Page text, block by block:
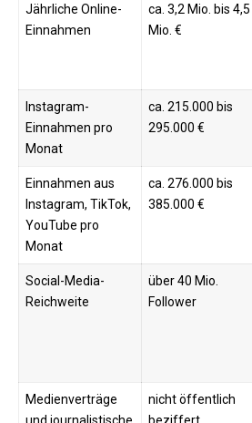
Jährliche Online-
Einnahmen
ca. 3,2 Mio. bis 4,5
Mio. €
Instagram-
Einnahmen pro
Monat
ca. 215.000 bis
295.000 €
Einnahmen aus
Instagram, TikTok,
YouTube pro
Monat
ca. 276.000 bis
385.000 €
Social-Media-
Reichweite
über 40 Mio.
Follower
Medienverträge
und journalistische
nicht öffentlich
beziffert